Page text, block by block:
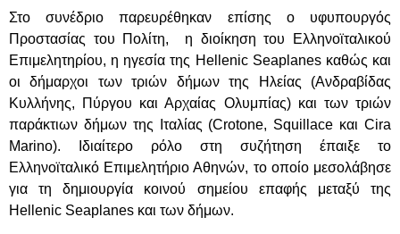
Στο συνέδριο παρευρέθηκαν επίσης ο υφυπουργός
Προστασίας του Πολίτη, η διοίκηση του Ελληνοϊταλικού
Επιμελητηρίου, η ηγεσία της Hellenic Seaplanes καθώς και
οι δήμαρχοι των τριών δήμων της Ηλείας (Ανδραβίδας
Κυλλήνης, Πύργου και Αρχαίας Ολυμπίας) και των τριών
παράκτιων δήμων της Ιταλίας (Crotone, Squillace και Cira
Marino). Ιδιαίτερο ρόλο στη συζήτηση έπαιξε το
Ελληνοϊταλικό Επιμελητήριο Αθηνών, το οποίο μεσολάβησε
για τη δημιουργία κοινού σημείου επαφής μεταξύ της
Hellenic Seaplanes και των δήμων.